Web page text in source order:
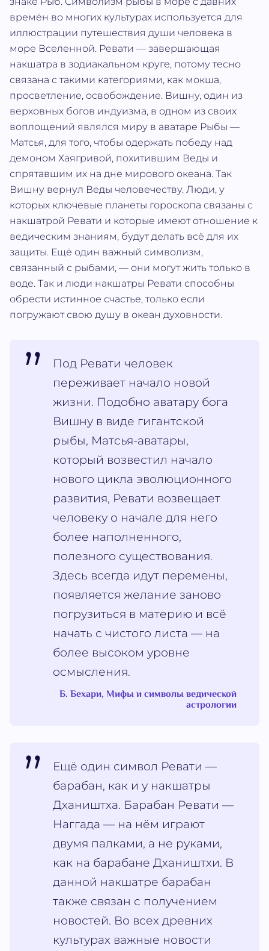
времён во многих культурах используется для
иллюстрации путешествия души человека в
море Вселенной. Ревати — завершающая
накшатра в зодиакальном круге, потому тесно
связана с такими категориями, как мокша,
просветление, освобождение. Вишну, один из
верховных богов индуизма, в одном из своих
воплощений являлся миру в аватаре Рыбы —
Матсья, для того, чтобы одержать победу над
демоном Хаягривой, похитившим Веды и
спрятавшим их на дне мирового океана. Так
Вишну вернул Веды человечеству. Люди, у
которых ключевые планеты гороскопа связаны с
накшатрой Ревати и которые имеют отношение к
ведическим знаниям, будут делать всё для их
защиты. Ещё один важный символизм,
связанный с рыбами, — они могут жить только в
воде. Так и люди накшатры Ревати способны
обрести истинное счастье, только если
погружают свою душу в океан духовности.
Под Ревати человек
переживает начало новой
жизни. Подобно аватару бога
Вишну в виде гигантской
рыбы, Матсья-аватары,
который возвестил начало
нового цикла эволюционного
развития, Ревати возвещает
человеку о начале для него
более наполненного,
полезного существования.
Здесь всегда идут перемены,
появляется желание заново
погрузиться в материю и всё
начать с чистого листа — на
более высоком уровне
осмысления.
Б. Бехари, Мифы и символы ведической
астрологии
Ещё один символ Ревати —
барабан, как и у накшатры
Дхаништха. Барабан Ревати —
Наггада — на нём играют
двумя палками, а не руками,
как на барабане Дхаништхи. В
данной накшатре барабан
также связан с получением
новостей. Во всех древних
культурах важные новости